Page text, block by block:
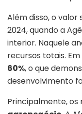
Além disso, o
2024, quando a
interior. Naquele
recursos totais.
60%, o que
desenvolvimento
Principalmente,